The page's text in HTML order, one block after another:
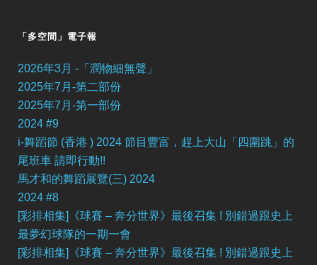
「多空間」電子報
2026年3月 -「潤物細無聲」
2025年7月-第二部份
2025年7月-第一部份
2024 #9
i-舞蹈節 (香港 ) 2024 節目豐富，趕上大山「四圍跳」的
尾班車 請即行動!!
馬才和的舞蹈展覽(三) 2024
2024 #8
[彩排相集]《球賽 – 奔分世界》最後召集 ! 別錯過跟史上
最夢幻球隊的一期一會
[彩排相集]《球賽 – 奔分世界》最後召集 ! 別錯過跟史上